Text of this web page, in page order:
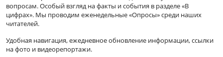
вопросам. Особый взгляд на факты и события в разделе «В
цифрах». Мы проводим еженедельные «Опросы» среди наших
читателей.
Удобная навигация, ежедневное обновление информации, ссылки
на фото и видеорепортажи.